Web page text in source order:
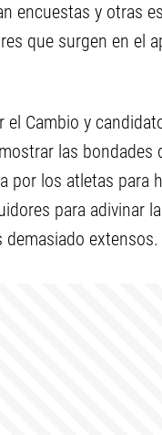
encuestas y otras
que surgen en el
Cambio y
las bondades
por los atletas para
para adivinar
extensos.